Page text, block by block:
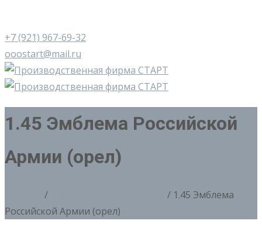
+7 (921) 967-69-32
ooostart@mail.ru
1.45 Эмблема Российской
Армии (орел)
/
/ 1.45 Эмблема
Российской Армии (орел)